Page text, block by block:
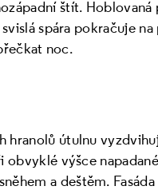
štít. Hoblovaná
spára pokračuje
noc.
hranolů útulnu
výšce
a deštěm.